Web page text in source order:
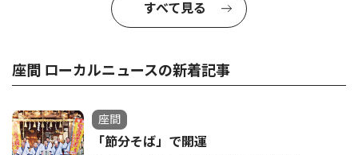
すべて見る
座間 ローカルニュースの新着記事
座間
「節分そば」で開運